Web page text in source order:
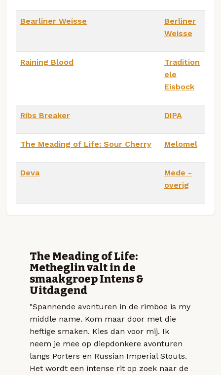
Bearliner Weisse
Berliner
Weisse
Raining Blood
Tradition
ele
Eisbock
Ribs Breaker DIPA
The Meading of Life: Sour Cherry Melomel
Deva
Mede -
overig
The Meading of Life:
Metheglin valt in de
smaakgroep Intens &
Uitdagend
"Spannende avonturen in de rimboe is my
middle name. Kom maar door met die
heftige smaken. Kies dan voor mij. Ik
neem je mee op diepdonkere avonturen
langs Porters en Russian Imperial Stouts.
Het wordt een intense rit op zoek naar de